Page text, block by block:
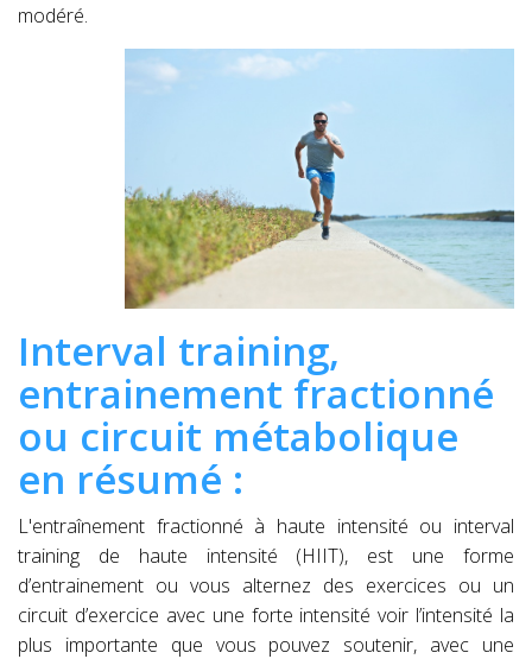
modéré.
Interval training,
entrainement fractionné
ou circuit métabolique
en résumé :
L'entraînement fractionné à haute intensité ou interval
training de haute intensité (HIIT), est une forme
d’entrainement ou vous alternez des exercices ou un
circuit d’exercice avec une forte intensité voir l’intensité la
plus importante que vous pouvez soutenir, avec une